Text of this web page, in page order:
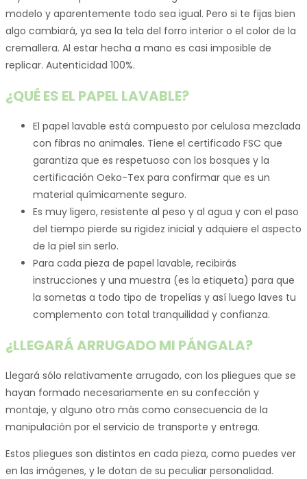
modelo y aparentemente todo sea igual. Pero si te fijas bien
algo cambiará, ya sea la tela del forro interior o el color de la
cremallera. Al estar hecha a mano es casi imposible de
replicar. Autenticidad 100%.
¿QUÉ ES EL PAPEL LAVABLE?
El papel lavable está compuesto por celulosa mezclada
con fibras no animales. Tiene el certificado FSC que
garantiza que es respetuoso con los bosques y la
certificación Oeko-Tex para confirmar que es un
material químicamente seguro.
Es muy ligero, resistente al peso y al agua y con el paso
del tiempo pierde su rigidez inicial y adquiere el aspecto
de la piel sin serlo.
Para cada pieza de papel lavable, recibirás
instrucciones y una muestra (es la etiqueta) para que
la sometas a todo tipo de tropelías y así luego laves tu
complemento con total tranquilidad y confianza.
¿LLEGARÁ ARRUGADO MI PÁNGALA?
Llegará sólo relativamente arrugado, con los pliegues que se
hayan formado necesariamente en su confección y
montaje, y alguno otro más como consecuencia de la
manipulación por el servicio de transporte y entrega.
Estos pliegues son distintos en cada pieza, como puedes ver
en las imágenes, y le dotan de su peculiar personalidad.